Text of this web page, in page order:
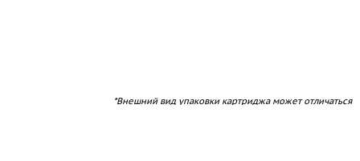
*Внешний вид упаковки картриджа может отличаться